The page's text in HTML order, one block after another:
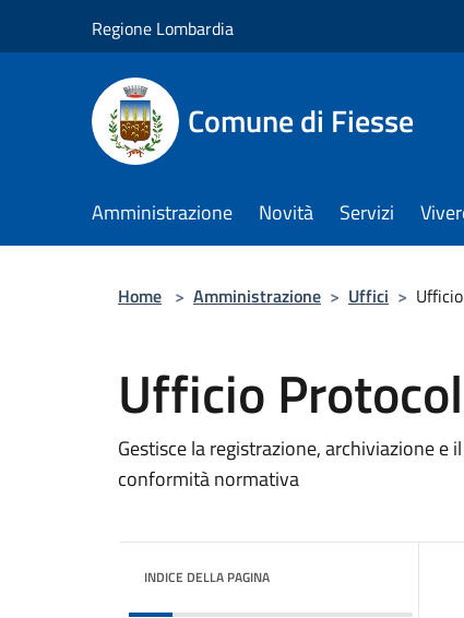
Regione Lombardia
Comune di Fiesse
Amministrazione Novità Servizi
Home > Amministrazione > Uffici >
Ufficio
Gestisce la registrazione, archiviazione
conformità normativa
INDICE DELLA PAGINA